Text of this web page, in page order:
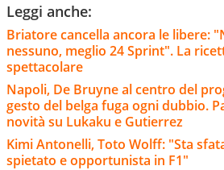
Leggi anche:
Briatore cancella ancora le libere:
nessuno, meglio 24 Sprint". La
spettacolare
Napoli, De Bruyne al centro del
gesto del belga fuga ogni dubbio.
novità su Lukaku e Gutierrez
Kimi Antonelli, Toto Wolff: "Sta
spietato e opportunista in F1"